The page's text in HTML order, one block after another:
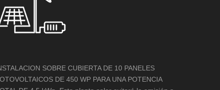
SOBRE CUBIERTA DE 10 PANELES
DE 450 WP PARA UNA POTENCIA